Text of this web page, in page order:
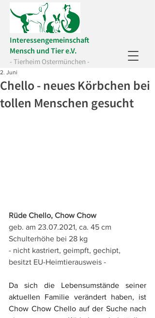
Interessengemeinschaft
Mensch und Tier e.V.
- Tierheim Ostermünchen -
Chello - neues Körbchen bei
tollen Menschen gesucht
2. Juni
Rüde Chello, Chow Chow
geb. am 23.07.2021, ca. 45 cm
Schulterhöhe bei 28 kg
- nicht kastriert, geimpft, gechipt,
besitzt EU-Heimtierausweis -
Da sich die Lebensumstände seiner
aktuellen Familie verändert haben, ist
Chow Chow Chello auf der Suche nach